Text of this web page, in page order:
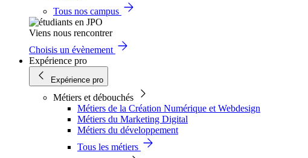
Tous nos campus
Viens nous rencontrer
Choisis un évènement
Expérience pro
Expérience pro
Métiers et débouchés
Métiers de la Création Numérique et Webdesign
Métiers du Marketing Digital
Métiers du développement
Tous les métiers